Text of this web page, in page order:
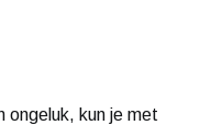
ongeluk, kun je met